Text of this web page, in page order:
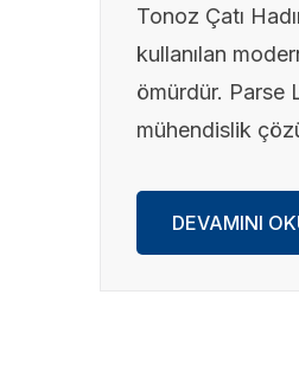
Tonoz Çatı
kullanılan
ömürdür. Parse
mühendislik
DEVAMINI